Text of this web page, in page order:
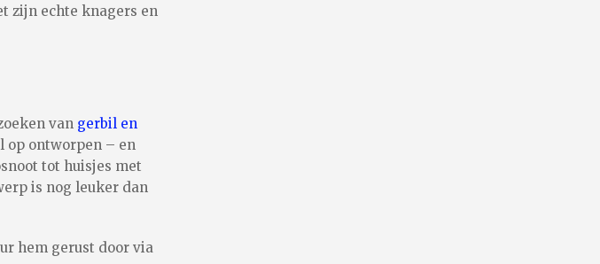
zijn echte knagers en
van gerbil en
op ontworpen – en
tot huisjes met
is nog leuker dan
hem gerust door via